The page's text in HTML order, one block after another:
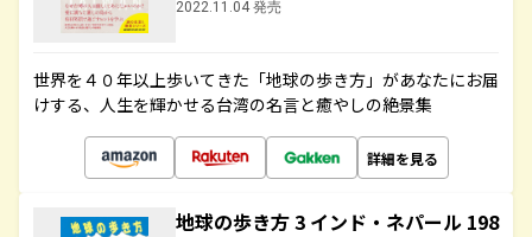
2022.11.04 発売
世界を４０年以上歩いてきた「地球の歩き方」があなたにお届
けする、人生を輝かせる台湾の名言と癒やしの絶景集
詳細を見る
地球の歩き方 3 インド・ネパール 198